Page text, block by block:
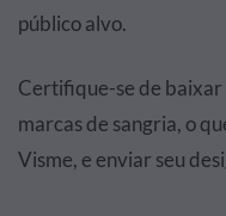
público alvo.
Certifique-se de baixar
marcas de sangria, o
Visme, e enviar seu